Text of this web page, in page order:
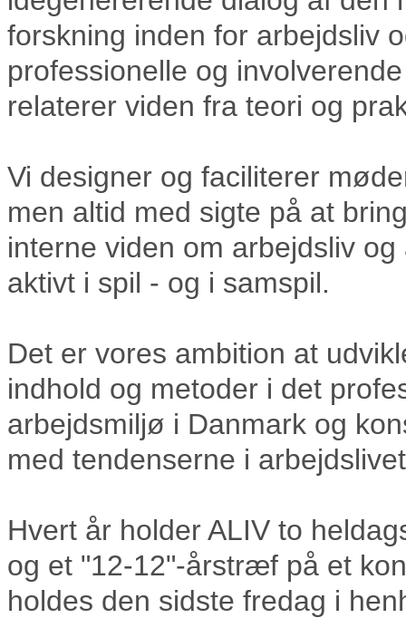
forskning inden for arbejdsliv
professionelle og
relaterer viden fra teori og
Vi designer og faciliterer
men altid med sigte på at
interne viden om arbejdsliv
aktivt i spil - og i samspil.
Det er vores ambition at
indhold og metoder i det
arbejdsmiljø i Danmark og
med tendenserne i
Hvert år holder ALIV to
og et "12-12"-årstræf på et
holdes den sidste fredag i